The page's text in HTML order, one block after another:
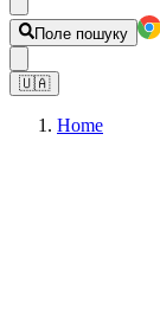
Поле пошуку
🇺🇦
Home